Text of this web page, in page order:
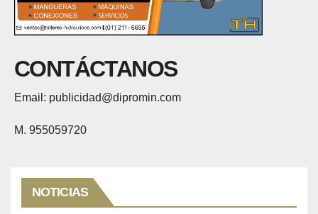
CONTÁCTANOS
Email: publicidad@dipromin.com
M. 955059720
NOTICIAS